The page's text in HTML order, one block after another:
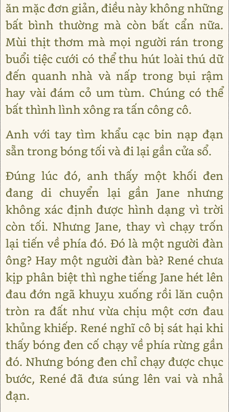
ăn mặc đơn giản, điều này không những
bất bình thường mà còn bất cẩn nữa.
Mùi thịt thơm mà mọi người rán trong
buổi tiệc cưới có thể thu hút loài thú dữ
đến quanh nhà và nấp trong bụi rậm
hay vài đám cỏ um tùm. Chúng có thể
bất thình lình xông ra tấn công cô.
Anh với tay tìm khẩu cạc bin nạp đạn
sẵn trong bóng tối và đi lại gần cửa sổ.
Đúng lúc đó, anh thấy một khối đen
đang di chuyển lại gần Jane nhưng
không xác định được hình dạng vì trời
còn tối. Nhưng Jane, thay vì chạy trốn
lại tiến về phía đó. Đó là một người đàn
ông? Hay một người đàn bà? René chưa
kịp phân biệt thì nghe tiếng Jane hét lên
đau đớn ngã khuỵu xuống rồi lăn cuộn
tròn ra đất như vừa chịu một cơn đau
khủng khiếp. René nghĩ cô bị sát hại khi
thấy bóng đen cố chạy về phía rừng gần
đó. Nhưng bóng đen chỉ chạy được chục
bước, René đã đưa súng lên vai và nhả
đạn.